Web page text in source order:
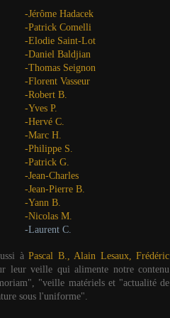
-Jérôme Hadacek
-Patrick Comelli
-Elodie Saint-Lot
-Daniel Baldjian
-Thomas Seignon
-Florent Vasseur
-Robert B.
-Yves P.
-Hervé C.
-Marc H.
-Philippe S.
-Patrick G.
-Jean-Charles
-Jean-Pierre B.
-Yann B.
-Nicolas M.
-Laurent C.
àPascal B., Alain Lesaux, Frédéric
leur veille qui alimente notre contenu
"veille matériels et "actualité de
sous l'uniforme".